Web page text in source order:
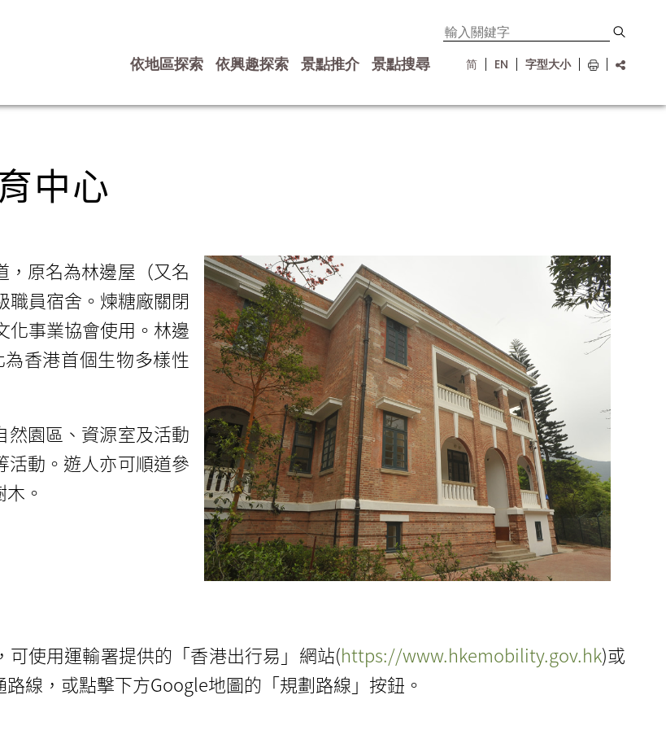
依地區探索 依興趣探索 景點推介 景點搜尋 简 EN 字型大小
中心
中心
原名為林邊屋（又名
職員宿舍。煉糖廠關閉
化事業協會使用。林邊
香港首個生物多樣性
然園區、資源室及活動
活動。遊人亦可順道參
。
可使用運輸署提供的「香港出行易」網站(https://www.hkemobility.gov.hk)或
線，或點擊下方Google地圖的「規劃路線」按鈕。